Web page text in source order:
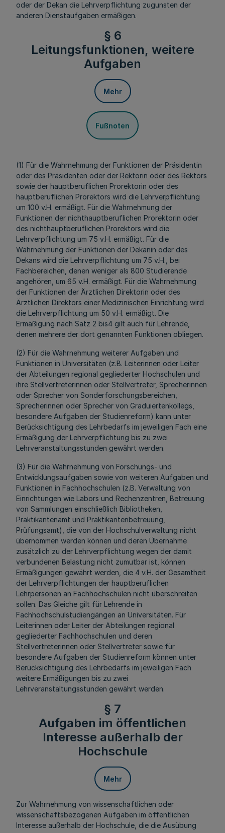
oder der Dekan die Lehrverpflichtung zugunsten der
anderen Dienstaufgaben ermäßigen.
§ 6
Leitungsfunktionen, weitere
Aufgaben
Mehr
Fußnoten
(1) Für die Wahrnehmung der Funktionen der Präsidentin
oder des Präsidenten oder der Rektorin oder des Rektors
sowie der hauptberuflichen Prorektorin oder des
hauptberuflichen Prorektors wird die Lehrverpflichtung
um 100 v.H. ermäßigt. Für die Wahrnehmung der
Funktionen der nichthauptberuflichen Prorektorin oder
des nichthauptberuflichen Prorektors wird die
Lehrverpflichtung um 75 v.H. ermäßigt. Für die
Wahrnehmung der Funktionen der Dekanin oder des
Dekans wird die Lehrverpflichtung um 75 v.H., bei
Fachbereichen, denen weniger als 800 Studierende
angehören, um 65 v.H. ermäßigt. Für die Wahrnehmung
der Funktionen der Ärztlichen Direktorin oder des
Ärztlichen Direktors einer Medizinischen Einrichtung wird
die Lehrverpflichtung um 50 v.H. ermäßigt. Die
Ermäßigung nach Satz 2 bis4 gilt auch für Lehrende,
denen mehrere der dort genannten Funktionen obliegen.
(2) Für die Wahrnehmung weiterer Aufgaben und
Funktionen in Universitäten (z.B. Leiterinnen oder Leiter
der Abteilungen regional gegliederter Hochschulen und
ihre Stellvertreterinnen oder Stellvertreter, Sprecherinnen
oder Sprecher von Sonderforschungsbereichen,
Sprecherinnen oder Sprecher von Graduiertenkollegs,
besondere Aufgaben der Studienreform) kann unter
Berücksichtigung des Lehrbedarfs im jeweiligen Fach eine
Ermäßigung der Lehrverpflichtung bis zu zwei
Lehrveranstaltungsstunden gewährt werden.
(3) Für die Wahrnehmung von Forschungs- und
Entwicklungsaufgaben sowie von weiteren Aufgaben und
Funktionen in Fachhochschulen (z.B. Verwaltung von
Einrichtungen wie Labors und Rechenzentren, Betreuung
von Sammlungen einschließlich Bibliotheken,
Praktikantenamt und Praktikantenbetreuung,
Prüfungsamt), die von der Hochschulverwaltung nicht
übernommen werden können und deren Übernahme
zusätzlich zu der Lehrverpflichtung wegen der damit
verbundenen Belastung nicht zumutbar ist, können
Ermäßigungen gewährt werden, die 4 v.H. der Gesamtheit
der Lehrverpflichtungen der hauptberuflichen
Lehrpersonen an Fachhochschulen nicht überschreiten
sollen. Das Gleiche gilt für Lehrende in
Fachhochschulstudiengängen an Universitäten. Für
Leiterinnen oder Leiter der Abteilungen regional
gegliederter Fachhochschulen und deren
Stellvertreterinnen oder Stellvertreter sowie für
besondere Aufgaben der Studienreform können unter
Berücksichtigung des Lehrbedarfs im jeweiligen Fach
weitere Ermäßigungen bis zu zwei
Lehrveranstaltungsstunden gewährt werden.
§ 7
Aufgaben im öffentlichen
Interesse außerhalb der
Hochschule
Mehr
Zur Wahrnehmung von wissenschaftlichen oder
wissenschaftsbezogenen Aufgaben im öffentlichen
Interesse außerhalb der Hochschule, die die Ausübung